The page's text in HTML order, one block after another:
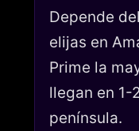
Depende
elijas en
Prime la
llegan en 1-
península.